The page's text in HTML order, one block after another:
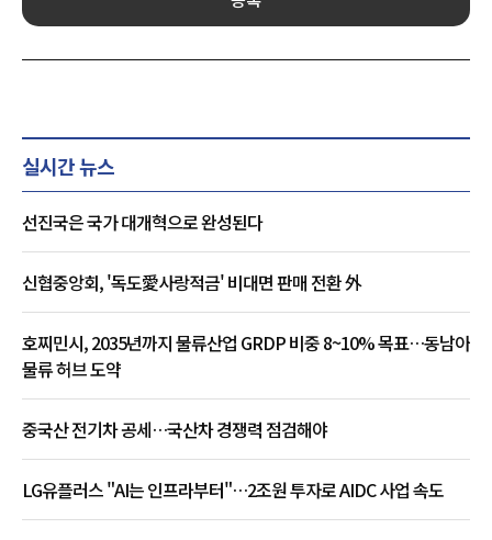
실시간 뉴스
선진국은 국가 대개혁으로 완성된다
신협중앙회, '독도愛사랑적금' 비대면 판매 전환 外
호찌민시, 2035년까지 물류산업 GRDP 비중 8~10% 목표…동남아
물류 허브 도약
중국산 전기차 공세…국산차 경쟁력 점검해야
LG유플러스 "AI는 인프라부터"…2조원 투자로 AIDC 사업 속도